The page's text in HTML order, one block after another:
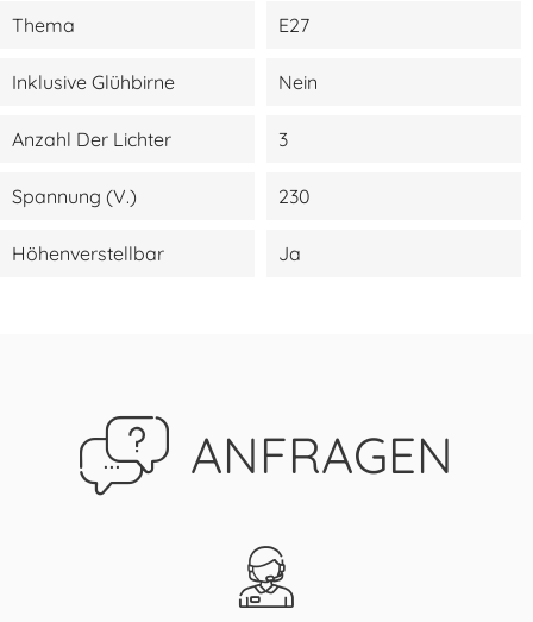
Thema E27
Inklusive Glühbirne Nein
Anzahl Der Lichter 3
Spannung (V.) 230
Höhenverstellbar Ja
ANFRAGEN